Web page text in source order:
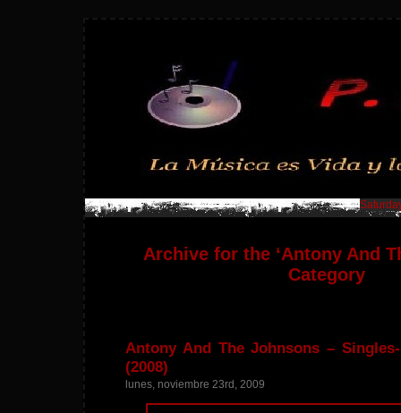
Archive for the ‘Antony And
Category
Antony And The Johnsons –
(2008)
lunes, noviembre 23rd, 2009